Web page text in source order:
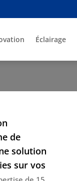
Éclairage
de
solution
sur vos